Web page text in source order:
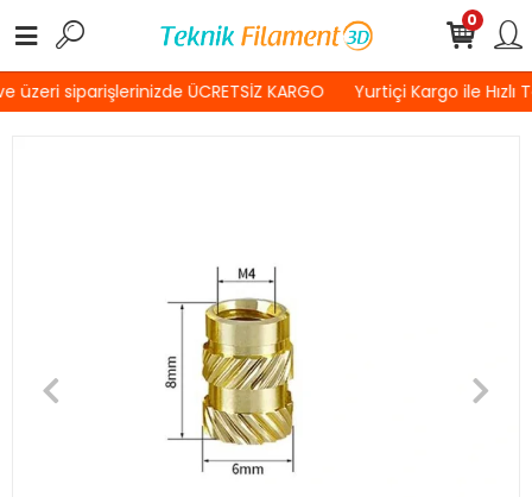
üzeri siparişlerinizde ÜCRETSİZ KARGO Yurtiçi Kargo ile Hızlı
0